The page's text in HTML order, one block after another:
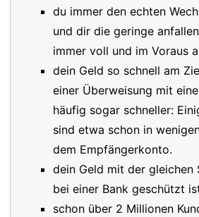
du immer den echten
und dir die geringe
immer voll und im Voraus
dein Geld so schnell am
einer Überweisung mit
häufig sogar schneller:
sind etwa schon in
dem Empfängerkonto.
dein Geld mit der gleichen
bei einer Bank geschützt
schon über 2 Millionen